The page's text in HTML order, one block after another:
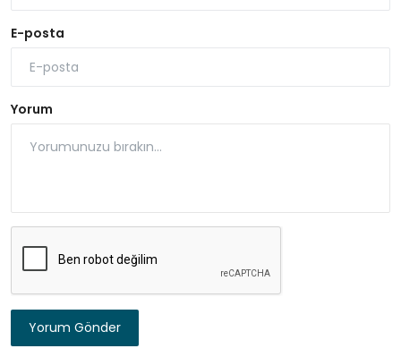
E-posta
Yorum
Yorum Gönder